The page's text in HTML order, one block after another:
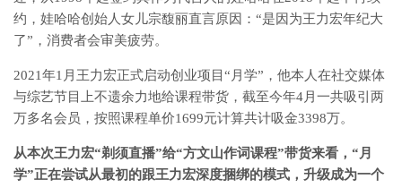
约，娃哈哈创始人女儿宗馥丽直言原因：“是因为王力宏年纪大
了”，消费者会审美疲劳。
2021年1月王力宏正式启动创业项目“月学”，他本人在社交媒体
与综艺节目上不遗余力地给课程带货，截至今年4月一共吸引两
万多名会员，按照课程单价1699元计算共计吸金3398万。
从本次王力宏“剃须直播”给“方文山作词课程”带货来看，“月
学”正在尝试从最初的跟王力宏深度捆绑的模式，升级成为一个